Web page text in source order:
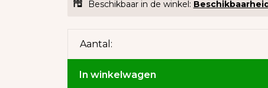
Beschikbaar in de winkel:
Aantal:
In winkelwagen